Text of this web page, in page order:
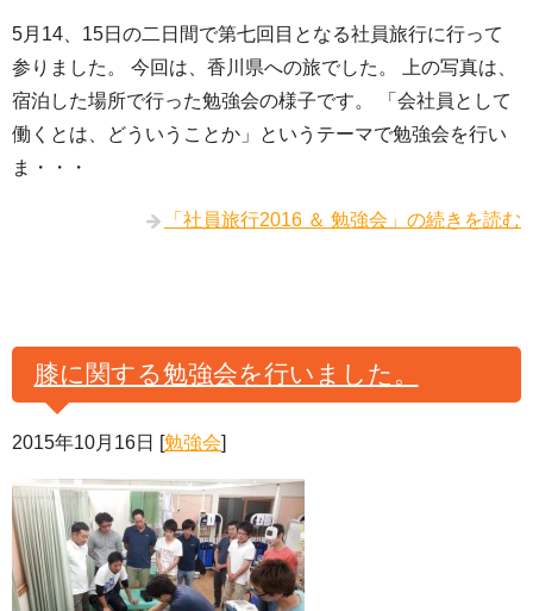
5月14、15日の二日間で第七回目となる社員旅行に行って
参りました。 今回は、香川県への旅でした。 上の写真は、
宿泊した場所で行った勉強会の様子です。 「会社員として
働くとは、どういうことか」というテーマで勉強会を行い
ま・・・
「社員旅行2016 ＆ 勉強会」の続きを読む
膝に関する勉強会を行いました。
2015年10月16日 [勉強会]